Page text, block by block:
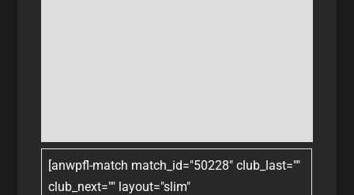
[anwpfl-match match_id="50228" club_last=""
club_next="" layout="slim"